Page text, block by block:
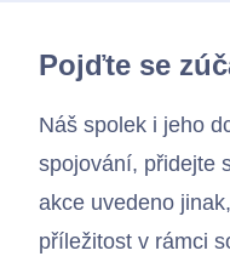
Pojďte se
Náš spolek i jeho
spojování, přidejte
akce uvedeno
příležitost v rámci